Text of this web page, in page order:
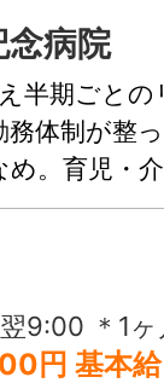
念病院
半期ごと
体制が整
。育児・
ライフス
す。
月に4～5回程度） ＊対象期間
円～280,000